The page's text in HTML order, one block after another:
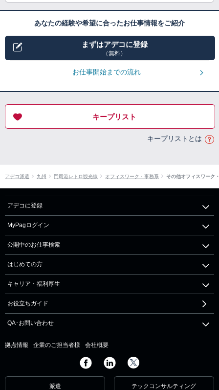
あなたの経験や希望に合ったお仕事情報をご紹介
まずはアデコに登録
（無料）
お仕事開始までの流れ
キープリスト
キープリストとは
アデコ派遣 九州 門司港レトロ観光線 オフィスワーク・事務系 その他オフィスワーク
アデコに登録
MyPagログイン
公開中のお仕事検索
はじめての方
キャリア・福利厚生
お役立ちガイド
QA･お問い合わせ
拠点情報 企業のご担当者様 会社概要
派遣 テックコンサルティング